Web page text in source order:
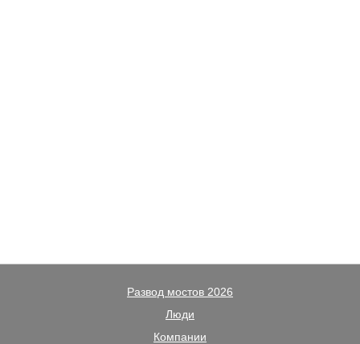
Развод мостов 2026
Люди
Компании